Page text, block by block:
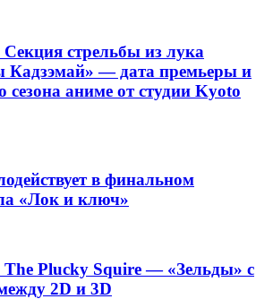
стрельбы из лука
Кадзэмай» — дата премьеры и
сезона аниме от студии Kyoto
в финальном
«Лок и ключ»
Plucky Squire — «Зельды» с
2D и 3D